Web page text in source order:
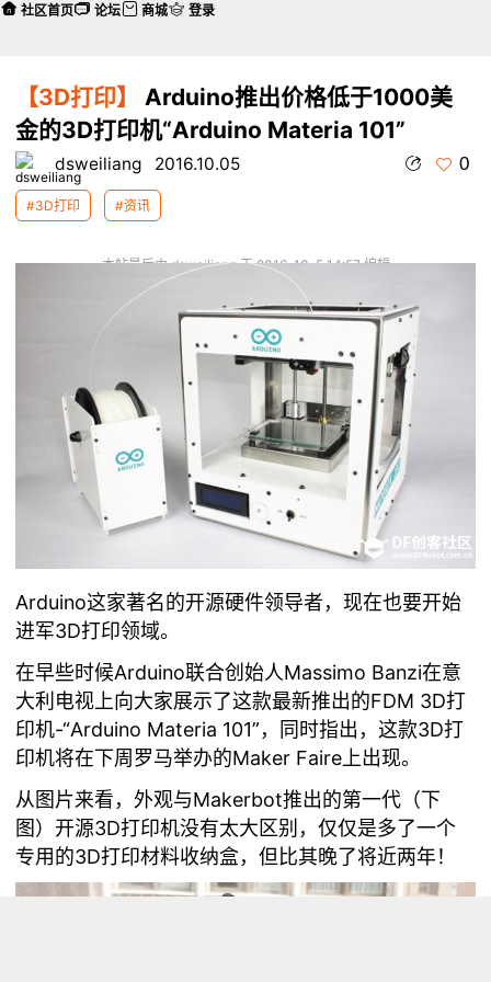
【3D打印】
Arduino推出价格低于1000美
金的3D打印机“Arduino Materia 101”
dsweiliang 2016.10.05 0
#3D打印 #资讯
本帖最后由 dsweiliang 于 2016-10-5 14:57 编辑
Arduino这家著名的开源硬件领导者，现在也要开始
进军3D打印领域。
在早些时候Arduino联合创始人Massimo Banzi在意
大利电视上向大家展示了这款最新推出的FDM 3D打
印机-“Arduino Materia 101”，同时指出，这款3D打
印机将在下周罗马举办的Maker Faire上出现。
从图片来看，外观与Makerbot推出的第一代（下
图）开源3D打印机没有太大区别，仅仅是多了一个
专用的3D打印材料收纳盒，但比其晚了将近两年！
社区首页 论坛 商城 登录